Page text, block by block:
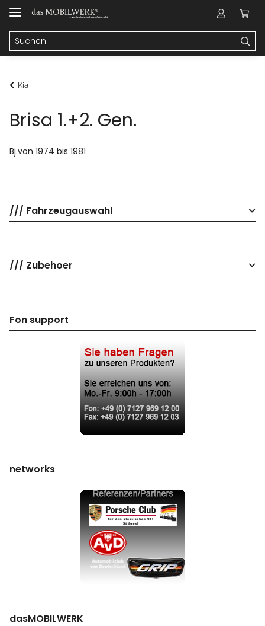
Kia
Brisa 1.+2. Gen.
Bj.von 1974 bis 1981
/// Fahrzeugauswahl
/// Zubehoer
Fon support
networks
dasMOBILWERK